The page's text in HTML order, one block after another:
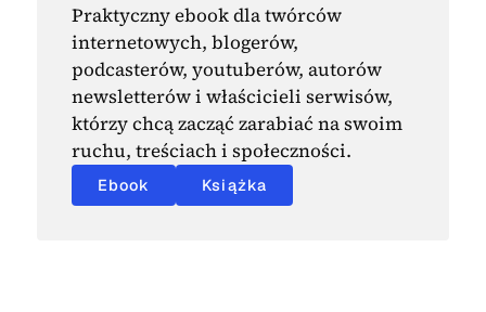
Praktyczny ebook dla twórców
internetowych, blogerów,
podcasterów, youtuberów, autorów
newsletterów i właścicieli serwisów,
którzy chcą zacząć zarabiać na swoim
ruchu, treściach i społeczności.
Ebook Książka